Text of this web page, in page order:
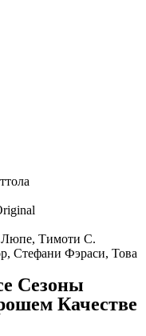
Люпе, Тимоти С.
Стефани Фэраси, Това
Сезоны
Качестве